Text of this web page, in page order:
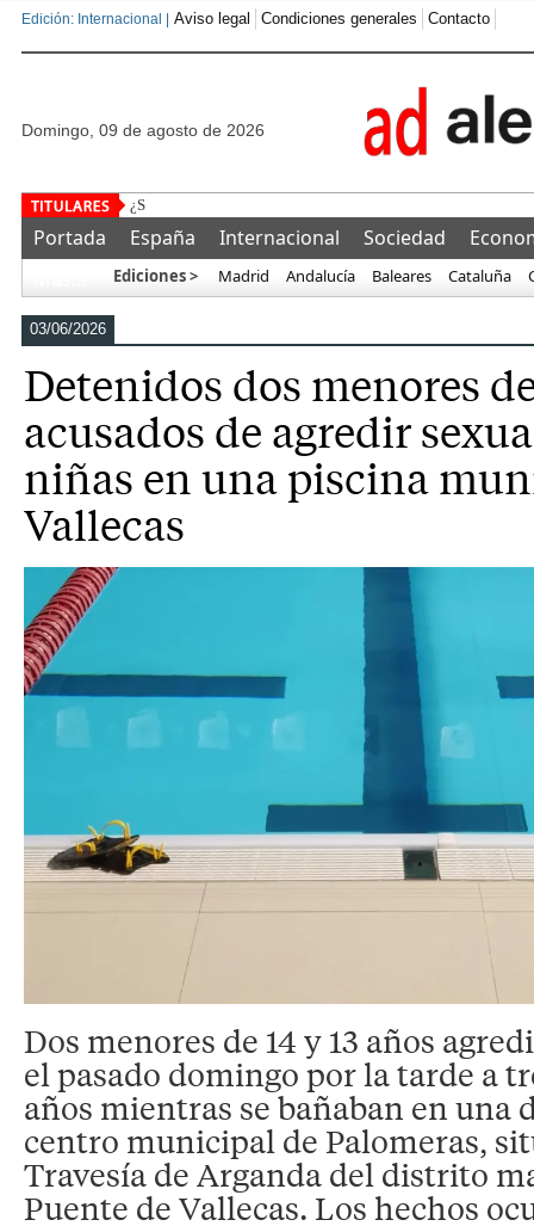
Edición: Internacional | Aviso legal Condiciones generales Contacto
domingo, 09 de agosto de 2026
¿Se puede comprar
Portada España Internacional Sociedad
Ediciones > Madrid Andalucía Baleares Cataluña
03/06/2026
Detenidos dos menores
acusados de agredir
niñas en una piscina
Vallecas
Dos menores de 14 y 13 años
el pasado domingo por la tarde a
años mientras se bañaban en una
centro municipal de Palomeras,
Travesía de Arganda del distrito
Puente de Vallecas. Los hechos